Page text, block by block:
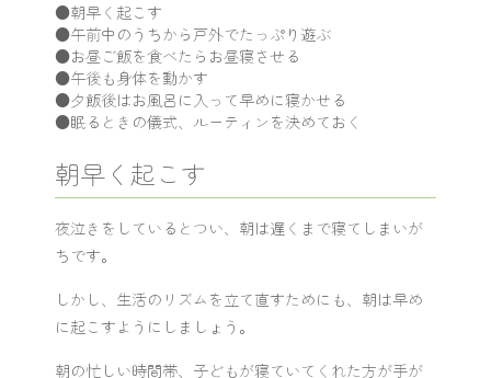
●朝早く起こす
●午前中のうちから戸外でたっぷり遊ぶ
●お昼ご飯を食べたらお昼寝させる
●午後も身体を動かす
●夕飯後はお風呂に入って早めに寝かせる
●眠るときの儀式、ルーティンを決めておく
朝早く起こす
夜泣きをしているとつい、朝は遅くまで寝てしまいが
ちです。
しかし、生活のリズムを立て直すためにも、朝は早め
に起こすようにしましょう。
朝の忙しい時間帯、子どもが寝ていてくれた方が手が